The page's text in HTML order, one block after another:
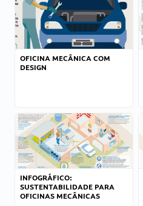
OFICINA MECÂNICA COM
DESIGN
INFOGRÁFICO:
SUSTENTABILIDADE PARA
OFICINAS MECÂNICAS